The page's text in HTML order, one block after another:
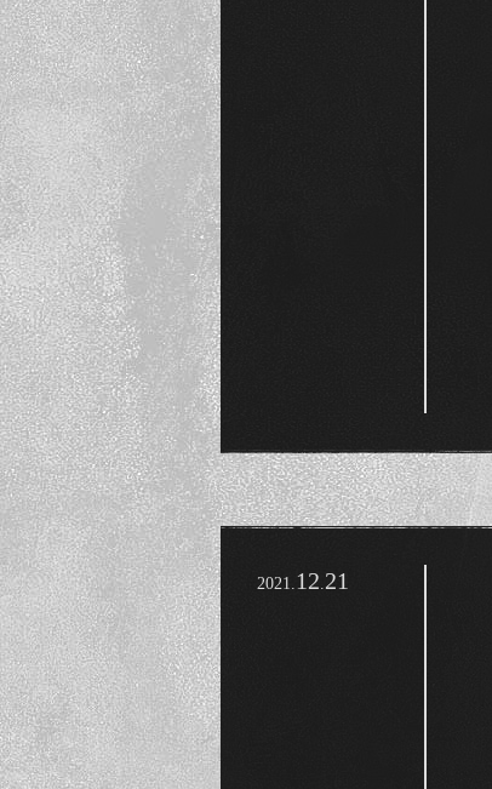
2021.12.21